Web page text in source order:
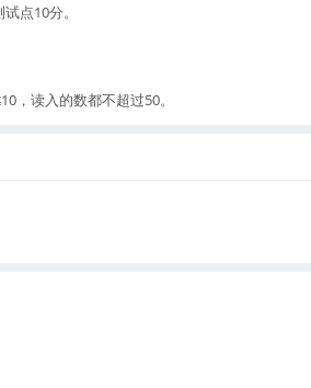
点10分。
，读入的数都不超过50。